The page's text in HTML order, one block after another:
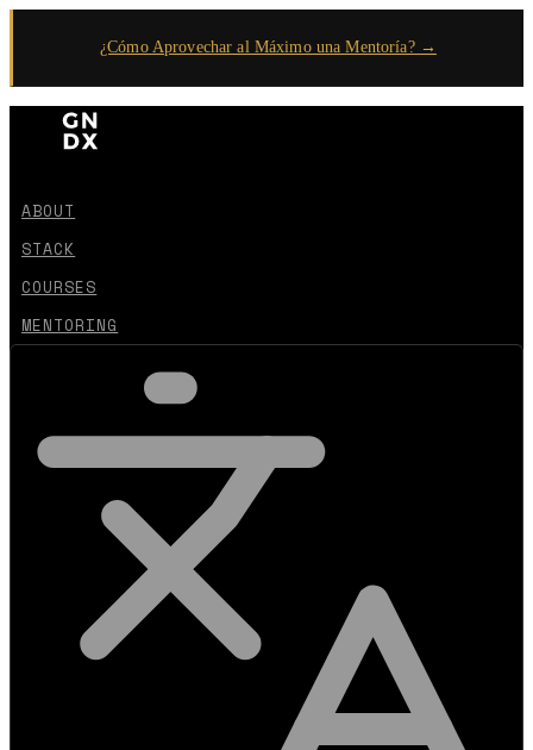
¿Cómo Aprovechar al Máximo una Mentoría? →
ABOUT
STACK
COURSES
MENTORING